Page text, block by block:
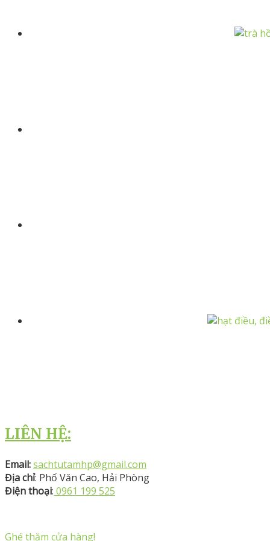
LIÊN HỆ:
Email:sachtutamhp@gmail.com
Địa chỉ: Phố Văn Cao, Hải Phòng
Điện thoại: 0961 199 525
Ghé thăm cửa hàng!